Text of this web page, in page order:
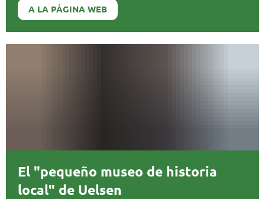
A LA PÁGINA WEB
El "pequeño museo de historia
local" de Uelsen